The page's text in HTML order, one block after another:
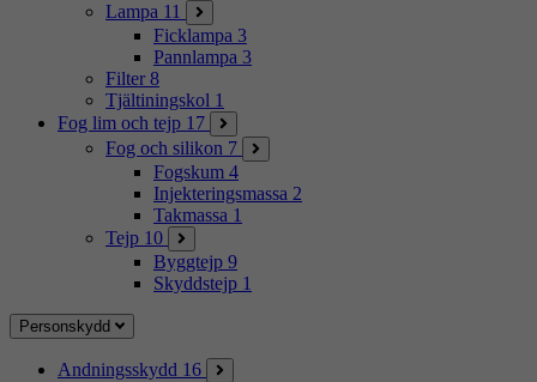
Lampa 11
Ficklampa 3
Pannlampa 3
Filter 8
Tjältiningskol 1
Fog lim och tejp 17
Fog och silikon 7
Fogskum 4
Injekteringsmassa 2
Takmassa 1
Tejp 10
Byggtejp 9
Skyddstejp 1
Personskydd
Andningsskydd 16